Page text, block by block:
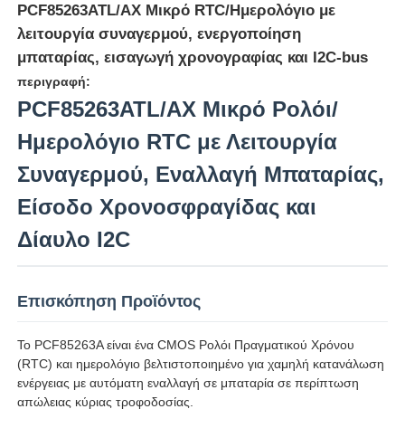
Σπίτι
Προϊόντα
Επισκέψεις στο εργοστάσιο
PCF85263ATL/AX Μικρό RTC/Ημερολόγιο με
λειτουργία συναγερμού, ενεργοποίηση
μπαταρίας, εισαγωγή χρονογραφίας και I2C-bus
περιγραφή:
PCF85263ATL/AX Μικρό Ρολόι/
Ημερολόγιο RTC με Λειτουργία
Συναγερμού, Εναλλαγή Μπαταρίας,
Είσοδο Χρονοσφραγίδας και
Δίαυλο I2C
Επισκόπηση Προϊόντος
Το PCF85263A είναι ένα CMOS Ρολόι Πραγματικού Χρόνου
(RTC) και ημερολόγιο βελτιστοποιημένο για χαμηλή κατανάλωση
ενέργειας με αυτόματη εναλλαγή σε μπαταρία σε περίπτωση
απώλειας κύριας τροφοδοσίας.